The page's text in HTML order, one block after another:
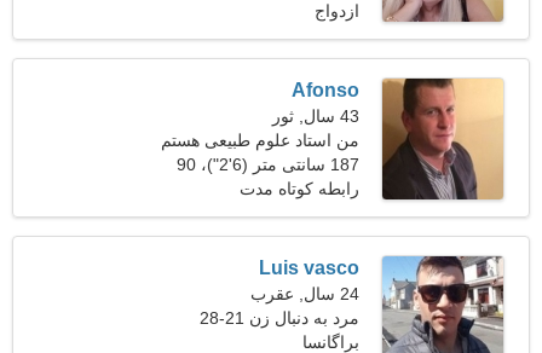
ازدواج
Afonso
43 سال, ثور
من استاد علوم طبیعی هستم
به یک خانم شاداب نیاز دارم
187 سانتی متر (6'2")، 90
کیلوگرم (198 پوند)
رابطه کوتاه مدت
Luis vasco
24 سال, عقرب
مرد به دنبال زن 21-28
براگانسا